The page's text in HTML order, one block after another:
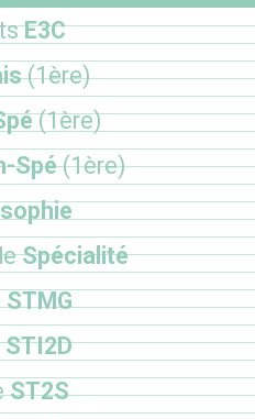
E3C
(1ère)
(1ère)
Spé(1ère)
Spécialité
STMG
STI2D
ST2S